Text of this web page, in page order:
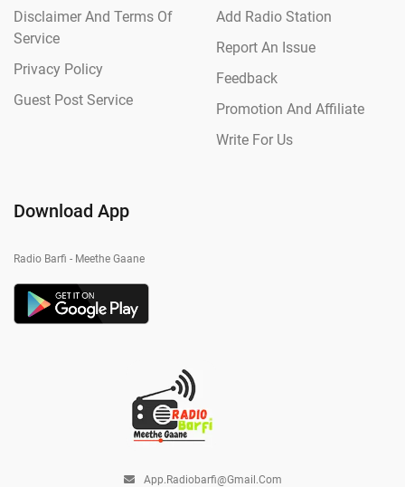
Disclaimer And Terms Of
Service
Privacy Policy
Guest Post Service
Add Radio Station
Report An Issue
Feedback
Promotion And Affiliate
Write For Us
Download App
Radio Barfi - Meethe Gaane
App.radiobarfi@gmail.com